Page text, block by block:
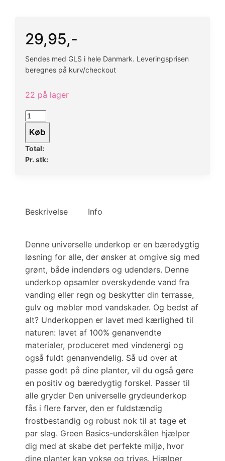
29,95,-
Sendes med GLS i hele Danmark. Leveringsprisen
beregnes på kurv/checkout
22 på lager
Underfad
Universal
Saucer
Round
Køb
Total:
Pr. stk:
Beskrivelse Info
Denne universelle underkop er en bæredygtig
løsning for alle, der ønsker at omgive sig med
grønt, både indendørs og udendørs. Denne
underkop opsamler overskydende vand fra
vanding eller regn og beskytter din terrasse,
gulv og møbler mod vandskader. Og bedst af
alt? Underkoppen er lavet med kærlighed til
naturen: lavet af 100% genanvendte
materialer, produceret med vindenergi og
også fuldt genanvendelig. Så ud over at
passe godt på dine planter, vil du også gøre
en positiv og bæredygtig forskel. Passer til
alle gryder Den universelle grydeunderkop
fås i flere farver, den er fuldstændig
frostbestandig og robust nok til at tage et
par slag. Green Basics-underskålen hjælper
dig med at skabe det perfekte miljø, hvor
dine planter kan vokse og trives. Hjælper